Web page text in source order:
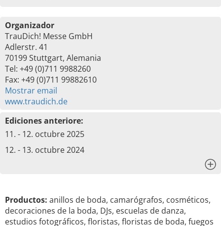
Organizador
TrauDich! Messe GmbH
Adlerstr. 41
70199 Stuttgart, Alemania
Tel: +49 (0)711 9988260
Fax: +49 (0)711 99882610
Mostrar email
www.traudich.de
Ediciones anteriore:
11. - 12. octubre 2025
12. - 13. octubre 2024
Productos: anillos de boda, camarógrafos, cosméticos,
decoraciones de la boda, DJs, escuelas de danza,
estudios fotográficos, floristas, floristas de boda, fuegos